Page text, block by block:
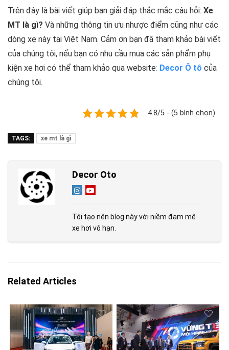
Trên đây là bài viết giúp bạn giải đáp thắc mắc câu hỏi: Xe
MT là gì? Và những thông tin ưu nhược điểm cũng như các
dòng xe này tại Việt Nam. Cảm ơn bạn đã tham khảo bài viết
của chúng tôi, nếu bạn có nhu cầu mua các sản phẩm phụ
kiện xe hơi có thể tham khảo qua website: Decor Ô tô của
chúng tôi.
4.8/5 - (5 bình chọn)
TAGS: xe mt là gì
Decor Oto
Tôi tạo nên blog này với niềm đam mê
xe hơi vô hạn.
Related Articles